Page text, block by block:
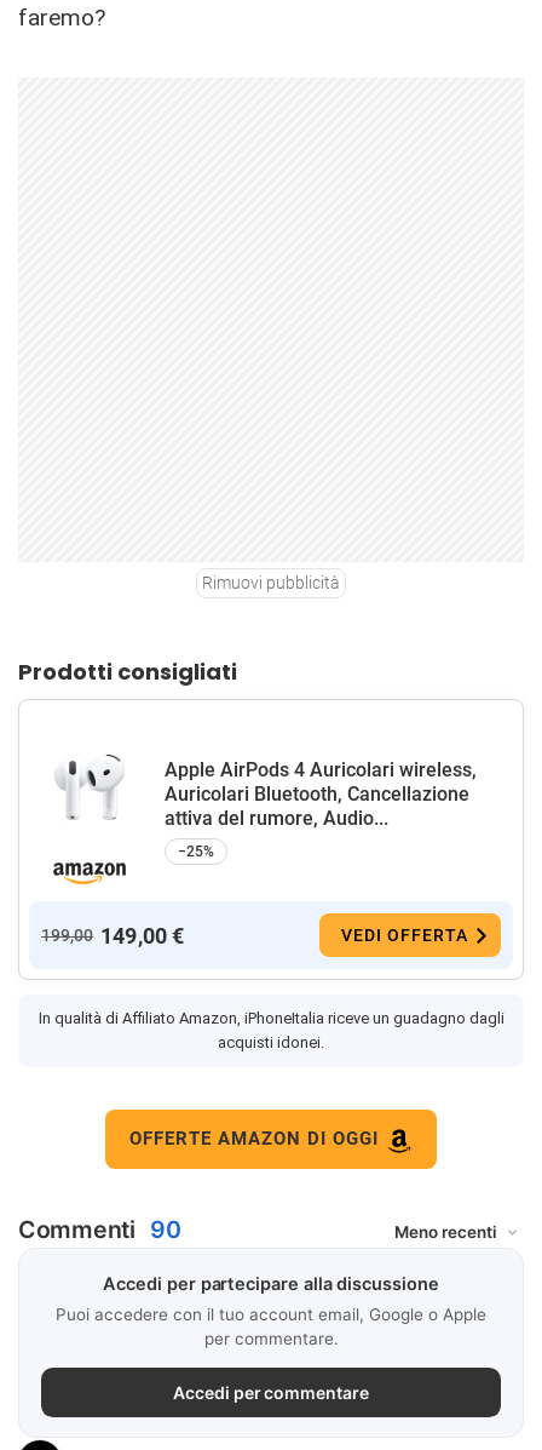
faremo?
Rimuovi pubblicità
Prodotti consigliati
Apple AirPods 4 Auricolari wireless,
Auricolari Bluetooth, Cancellazione
attiva del rumore, Audio...
−25%
199,00 149,00 € VEDI OFFERTA
In qualità di Affiliato Amazon, iPhoneItalia riceve un guadagno dagli
acquisti idonei.
OFFERTE AMAZON DI OGGI
Commenti 90
Accedi per partecipare alla discussione
Puoi accedere con il tuo account email, Google o Apple
per commentare.
Accedi per commentare